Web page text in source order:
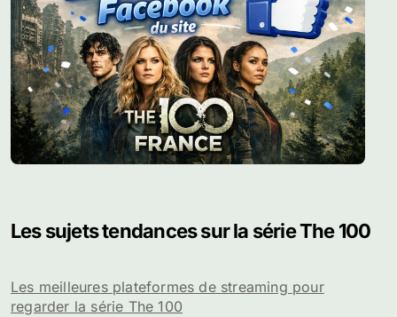
Les sujets tendances sur la série The 100
Les meilleures plateformes de streaming pour
regarder la série The 100